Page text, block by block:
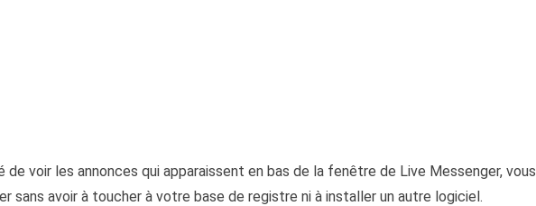
voir les annonces qui apparaissent en bas de la fenêtre de Live Messenger, vous
sans avoir à toucher à votre base de registre ni à installer un autre logiciel.